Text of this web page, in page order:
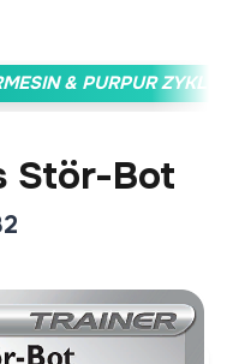
& PURPUR ZYKLUS
Stör-Bot